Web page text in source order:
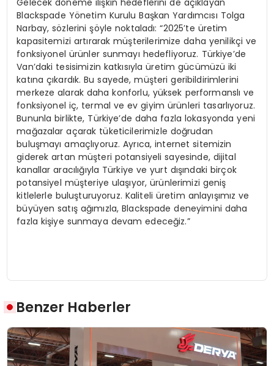
Blackspade Yönetim Kurulu Başkan Yardımcısı Tolga
Narbay, sözlerini şöyle noktaladı: “2025’te üretim
kapasitemizi artırarak müşterilerimize daha yenilikçi ve
fonksiyonel ürünler sunmayı hedefliyoruz. Türkiye’de
Van’daki tesisimizin katkısıyla üretim gücümüzü iki
katına çıkardık. Bu sayede, müşteri geribildirimlerini
merkeze alarak daha konforlu, yüksek performanslı ve
fonksiyonel iç, termal ve ev giyim ürünleri tasarlıyoruz.
Bununla birlikte, Türkiye’de daha fazla lokasyonda yeni
mağazalar açarak tüketicilerimizle doğrudan
buluşmayı amaçlıyoruz. Ayrıca, internet sitemizin
giderek artan müşteri potansiyeli sayesinde, dijital
kanallar aracılığıyla Türkiye ve yurt dışındaki birçok
potansiyel müşteriye ulaşıyor, ürünlerimizi geniş
kitlelerle buluşturuyoruz. Kaliteli üretim anlayışımız ve
büyüyen satış ağımızla, Blackspade deneyimini daha
fazla kişiye sunmaya devam edeceğiz.”
Benzer Haberler